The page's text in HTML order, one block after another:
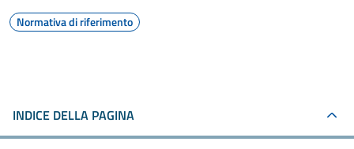
Normativa di riferimento
INDICE DELLA PAGINA